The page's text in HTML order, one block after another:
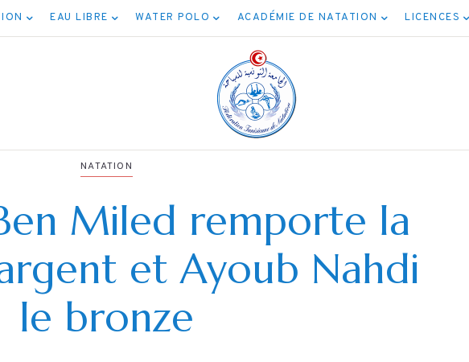
EAU LIBRE WATER POLO ACADÉMIE DE NATATION LICENCES
NATATION
Miled remporte la
et Ayoub Nahdi
le bronze
برنامج نهائيات جميع
الأصناف
NATATION
نتائج مسابقة المياه